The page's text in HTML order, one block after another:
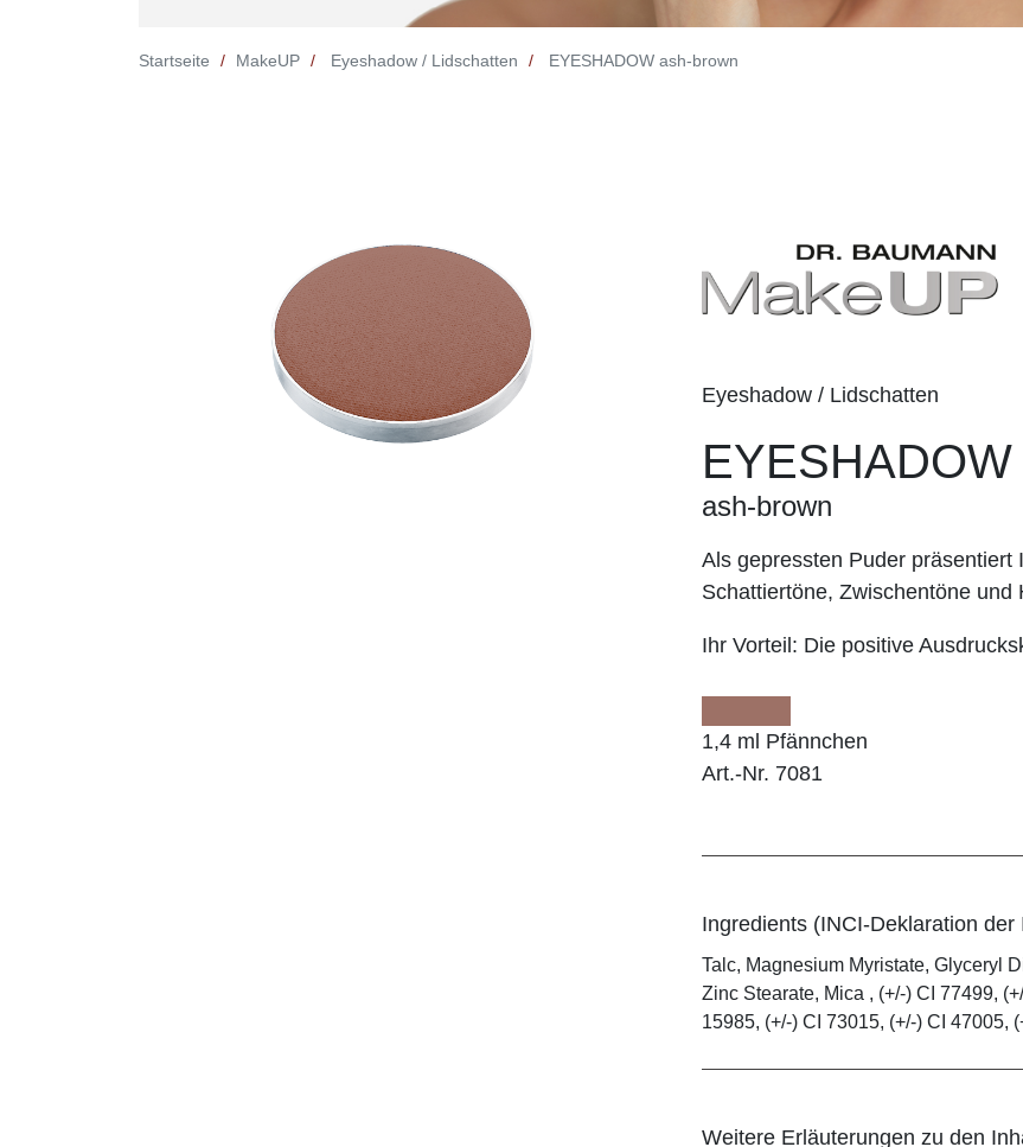
Startseite MakeUP Eyeshadow / Lidschatten EYESHADOW ash-brown
Eyeshadow / Lidschatten
EYESHADOW
ash-brown
Als gepressten Puder
Schattiertöne, Zwischentöne und
Ihr Vorteil: Die positive
1,4 ml Pfännchen
Art.-Nr. 7081
Ingredients (INCI-Deklaration der
Talc, Magnesium Myristate, Glyceryl
Zinc Stearate, Mica , (+/-) CI 77499,
15985, (+/-) CI 73015, (+/-) CI 47005,
Weitere Erläuterungen zu den